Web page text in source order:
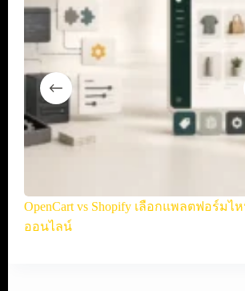
OpenCart vs Shopify เลือกแพลตฟอร์มไ
ออนไลน์